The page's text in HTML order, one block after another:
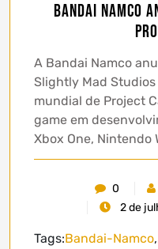
Bandai Namco
A Bandai Namco
Slightly Mad
mundial de Project
game em
Xbox One, Nintendo
0
2 de
Tags:Bandai-Namco,